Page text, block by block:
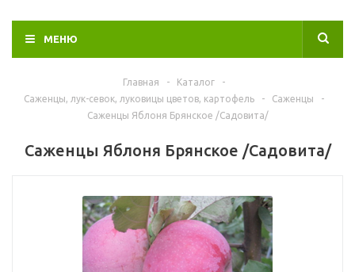
МЕНЮ
Главная - Каталог
-
Саженцы, лук-севок, луковицы цветов, картофель
- Саженцы
-
Саженцы Яблоня Брянское /Садовита/
Саженцы Яблоня Брянское /Садовита/